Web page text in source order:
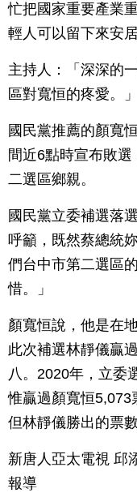
忙把國家重要產業
輕人可以留下來安居
主持人：「深深的
區對寬恒的疼愛。」
國民黨推薦的顏寬
間近6點時宣布敗
二選區鄉親。
國民黨立委補選落
呼籲，既然蔡總統
們台中市第二選區
惜。」
顏寬恒說，他是在
此次補選林靜儀贏
八。2020年，立委
惟贏過顏寬恒5,073
但林靜儀勝出的票
新唐人亞太電視 邱
報導